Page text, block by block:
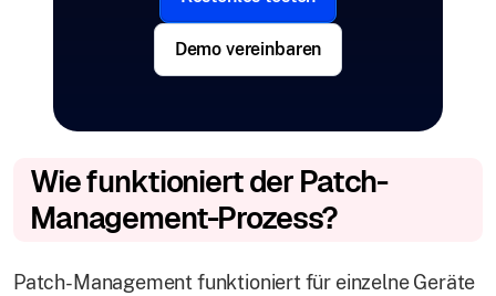
Demo vereinbaren
Wie funktioniert der Patch-
Management-Prozess?
Patch-Management funktioniert für einzelne Geräte